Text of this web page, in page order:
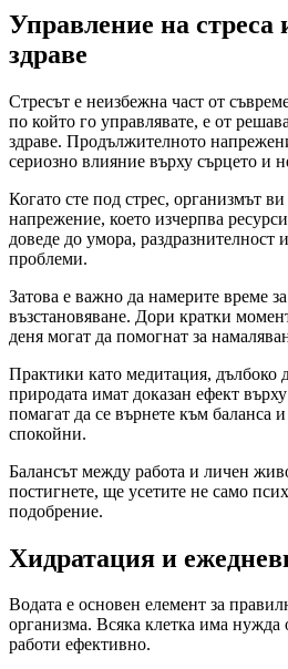
Управление на стреса
здраве
Стресът е неизбежна част от
по който го управлявате, е от
здраве. Продължителното
сериозно влияние върху сърцето и
Когато сте под стрес, организмът
напрежение, което изчерпва
доведе до умора, раздразнителност
проблеми.
Затова е важно да намерите време
възстановяване. Дори кратки
деня могат да помогнат за
Практики като медитация, дълбоко
природата имат доказан ефект
помагат да се върнете към баланса
спокойни.
Балансът между работа и личен
постигнете, ще усетите не само
подобрение.
Хидратация и
Водата е основен елемент за
организма. Всяка клетка има нужда
работи ефективно.